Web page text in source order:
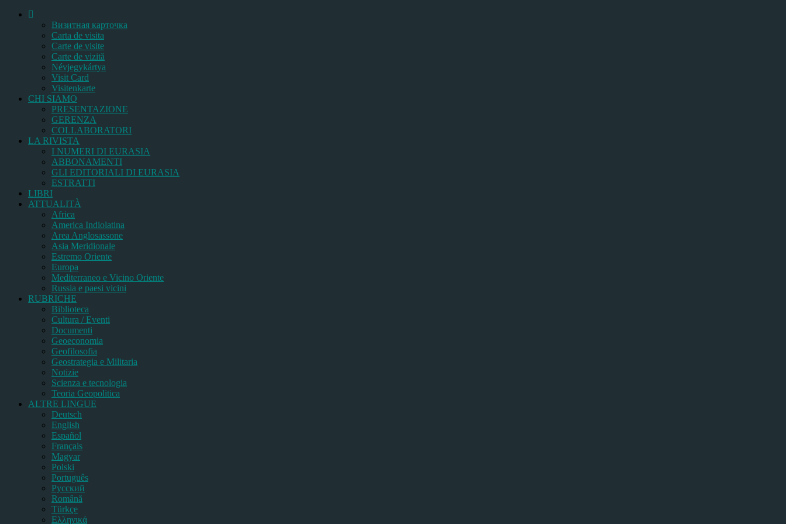
Bизитная карточка
Carta de visita
Carte de visite
Carte de vizită
Névjegykártya
Visit Card
Visitenkarte
CHI SIAMO
PRESENTAZIONE
GERENZA
COLLABORATORI
LA RIVISTA
I NUMERI DI EURASIA
ABBONAMENTI
GLI EDITORIALI DI EURASIA
ESTRATTI
LIBRI
ATTUALITÀ
Africa
America Indiolatina
Area Anglosassone
Asia Meridionale
Estremo Oriente
Europa
Mediterraneo e Vicino Oriente
Russia e paesi vicini
RUBRICHE
Biblioteca
Cultura / Eventi
Documenti
Geoeconomia
Geofilosofia
Geostrategia e Militaria
Notizie
Scienza e tecnologia
Teoria Geopolitica
ALTRE LINGUE
Deutsch
English
Español
Français
Magyar
Polski
Português
Pусский
Română
Türkçe
Ελληνικά